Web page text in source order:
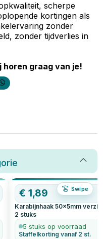
scherpe
kortingen als
zonder
zonder tijdverlies in
horen graag van je!
Swipe
€1,89
Karabijnhaak 50x5mm
2 stuks
5 stuks op voorraad
Staffelkorting vanaf 2 st.